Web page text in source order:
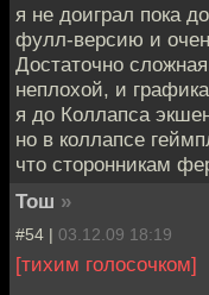
я не доиграл пока
фулл-версию и
Достаточно
неплохой, и
я до Коллапса
но в коллапсе
что сторонникам
Тош »
#54 | 03.12.09 18:19
[тихим голосочком]